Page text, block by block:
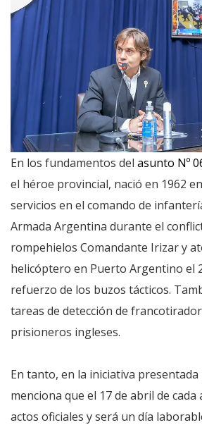
En los fundamentos del asunto Nº
el héroe provincial, nació en 1962
servicios en el comando de
Armada Argentina durante el
rompehielos Comandante Irizar y
helicóptero en Puerto Argentino el
refuerzo de los buzos tácticos.
tareas de detección de
prisioneros ingleses.
En tanto, en la iniciativa presentada
menciona que el 17 de abril de
actos oficiales y será un día